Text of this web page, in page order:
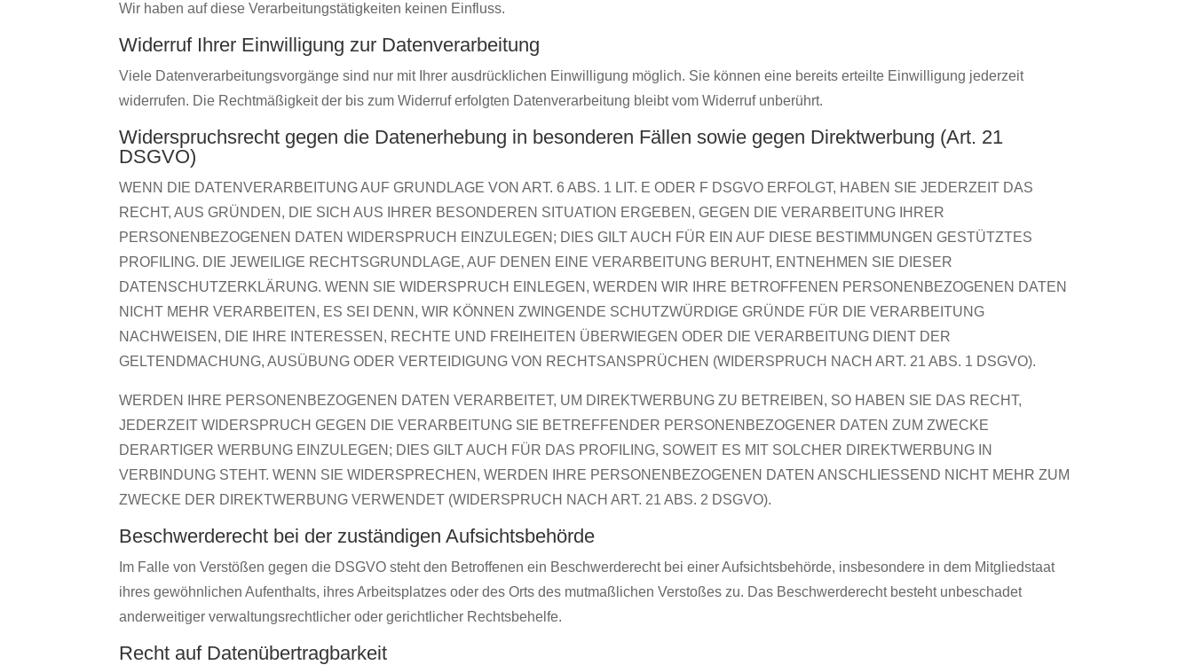
Wir haben auf diese Verarbeitungstätigkeiten keinen Einfluss.
Widerruf Ihrer Einwilligung zur Datenverarbeitung
Viele Datenverarbeitungsvorgänge sind nur mit Ihrer ausdrücklichen Einwilligung möglich. Sie können eine bereits erteilte Einwilligung jederzeit
widerrufen. Die Rechtmäßigkeit der bis zum Widerruf erfolgten Datenverarbeitung bleibt vom Widerruf unberührt.
Widerspruchsrecht gegen die Datenerhebung in besonderen Fällen sowie gegen Direktwerbung (Art. 21
DSGVO)
WENN DIE DATENVERARBEITUNG AUF GRUNDLAGE VON ART. 6 ABS. 1 LIT. E ODER F DSGVO ERFOLGT, HABEN SIE JEDERZEIT DAS
RECHT, AUS GRÜNDEN, DIE SICH AUS IHRER BESONDEREN SITUATION ERGEBEN, GEGEN DIE VERARBEITUNG IHRER
PERSONENBEZOGENEN DATEN WIDERSPRUCH EINZULEGEN; DIES GILT AUCH FÜR EIN AUF DIESE BESTIMMUNGEN GESTÜTZTES
PROFILING. DIE JEWEILIGE RECHTSGRUNDLAGE, AUF DENEN EINE VERARBEITUNG BERUHT, ENTNEHMEN SIE DIESER
DATENSCHUTZERKLÄRUNG. WENN SIE WIDERSPRUCH EINLEGEN, WERDEN WIR IHRE BETROFFENEN PERSONENBEZOGENEN DATEN
NICHT MEHR VERARBEITEN, ES SEI DENN, WIR KÖNNEN ZWINGENDE SCHUTZWÜRDIGE GRÜNDE FÜR DIE VERARBEITUNG
NACHWEISEN, DIE IHRE INTERESSEN, RECHTE UND FREIHEITEN ÜBERWIEGEN ODER DIE VERARBEITUNG DIENT DER
GELTENDMACHUNG, AUSÜBUNG ODER VERTEIDIGUNG VON RECHTSANSPRÜCHEN (WIDERSPRUCH NACH ART. 21 ABS. 1 DSGVO).
WERDEN IHRE PERSONENBEZOGENEN DATEN VERARBEITET, UM DIREKTWERBUNG ZU BETREIBEN, SO HABEN SIE DAS RECHT,
JEDERZEIT WIDERSPRUCH GEGEN DIE VERARBEITUNG SIE BETREFFENDER PERSONENBEZOGENER DATEN ZUM ZWECKE
DERARTIGER WERBUNG EINZULEGEN; DIES GILT AUCH FÜR DAS PROFILING, SOWEIT ES MIT SOLCHER DIREKTWERBUNG IN
VERBINDUNG STEHT. WENN SIE WIDERSPRECHEN, WERDEN IHRE PERSONENBEZOGENEN DATEN ANSCHLIESSEND NICHT MEHR ZUM
ZWECKE DER DIREKTWERBUNG VERWENDET (WIDERSPRUCH NACH ART. 21 ABS. 2 DSGVO).
Beschwerde­recht bei der zuständigen Aufsichts­behörde
Im Falle von Verstößen gegen die DSGVO steht den Betroffenen ein Beschwerderecht bei einer Aufsichtsbehörde, insbesondere in dem Mitgliedstaat
ihres gewöhnlichen Aufenthalts, ihres Arbeitsplatzes oder des Orts des mutmaßlichen Verstoßes zu. Das Beschwerderecht besteht unbeschadet
anderweitiger verwaltungsrechtlicher oder gerichtlicher Rechtsbehelfe.
Recht auf Daten­übertrag­barkeit